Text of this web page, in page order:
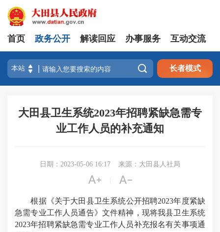
首页 政务公开 解读回应 办事服务 互动交流
 长者模式
大田县卫生系统2023年招聘紧缺急需专
业工作人员的补充通知
日期：2023-05-06 16:17 来源：大田县人社局
 
根据《关于大田县卫生系统公开招聘2023年度紧缺
急需专业工作人员通告》文件精神，现将我县卫生系统
2023年招聘紧缺急需专业工作人员补充报名有关事项通